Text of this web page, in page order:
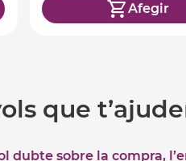
Afegir
que
dubte sobre la compra,